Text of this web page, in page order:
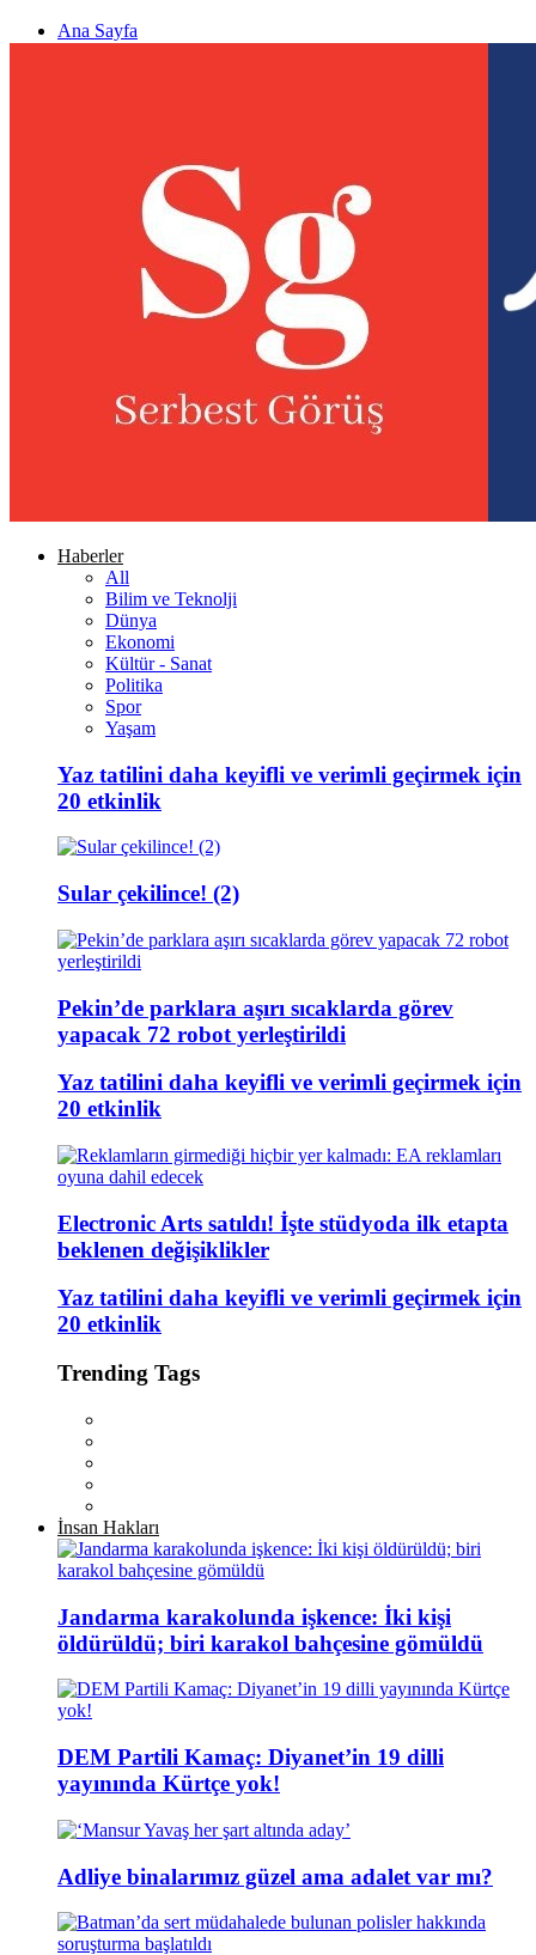
Ana Sayfa
Haberler
All
Bilim ve Teknolji
Dünya
Ekonomi
Kültür - Sanat
Politika
Spor
Yaşam
Yaz tatilini daha keyifli ve verimli geçirmek için
20 etkinlik
Sular çekilince! (2)
Pekin’de parklara aşırı sıcaklarda görev
yapacak 72 robot yerleştirildi
Yaz tatilini daha keyifli ve verimli geçirmek için
20 etkinlik
Electronic Arts satıldı! İşte stüdyoda ilk etapta
beklenen değişiklikler
Yaz tatilini daha keyifli ve verimli geçirmek için
20 etkinlik
Trending Tags
İnsan Hakları
Jandarma karakolunda işkence: İki kişi
öldürüldü; biri karakol bahçesine gömüldü
DEM Partili Kamaç: Diyanet’in 19 dilli
yayınında Kürtçe yok!
Adliye binalarımız güzel ama adalet var mı?